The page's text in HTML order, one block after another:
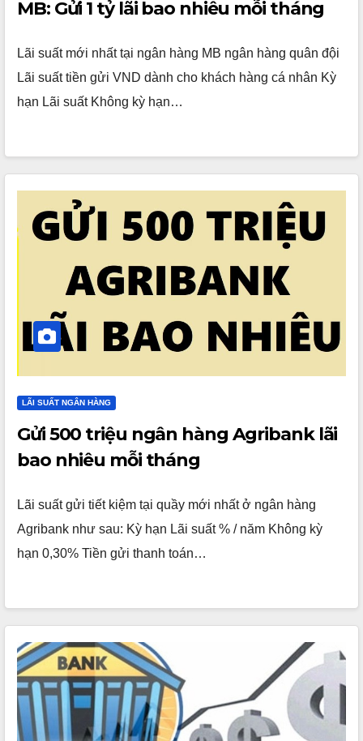
MB: Gửi 1 tỷ lãi bao nhiêu mỗi tháng
Lãi suất mới nhất tại ngân hàng MB ngân hàng quân đội
Lãi suất tiền gửi VND dành cho khách hàng cá nhân Kỳ
hạn Lãi suất Không kỳ hạn…
LÃI SUẤT NGÂN HÀNG
Gửi 500 triệu ngân hàng Agribank lãi
bao nhiêu mỗi tháng
Lãi suất gửi tiết kiệm tại quầy mới nhất ở ngân hàng
Agribank như sau: Kỳ hạn Lãi suất % / năm Không kỳ
hạn 0,30% Tiền gửi thanh toán…